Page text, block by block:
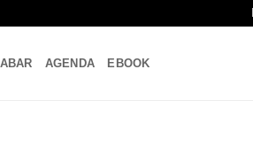
AGENDA EBOOK